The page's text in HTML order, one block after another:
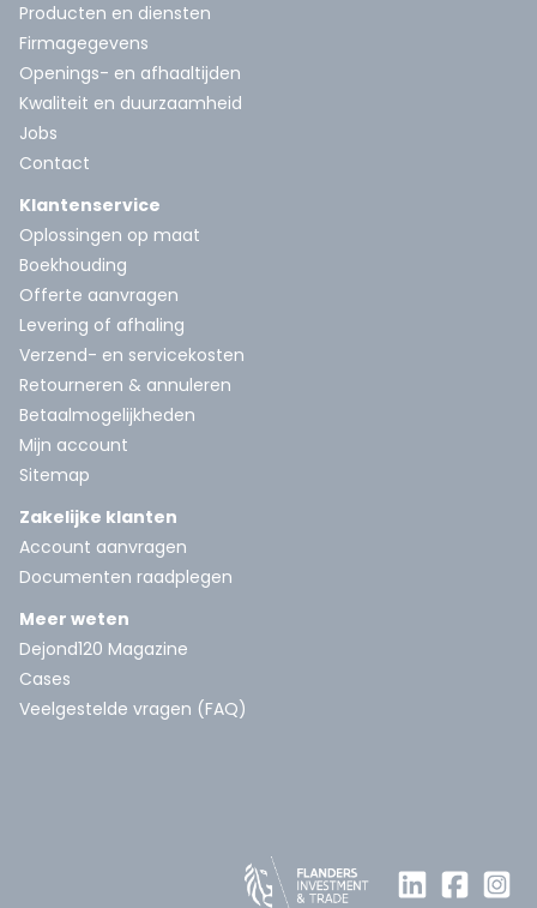
Producten en diensten
Firmagegevens
Openings- en afhaaltijden
Kwaliteit en duurzaamheid
Jobs
Contact
Klantenservice
Oplossingen op maat
Boekhouding
Offerte aanvragen
Levering of afhaling
Verzend- en servicekosten
Retourneren & annuleren
Betaalmogelijkheden
Mijn account
Sitemap
Zakelijke klanten
Account aanvragen
Documenten raadplegen
Meer weten
Dejond120 Magazine
Cases
Veelgestelde vragen (FAQ)